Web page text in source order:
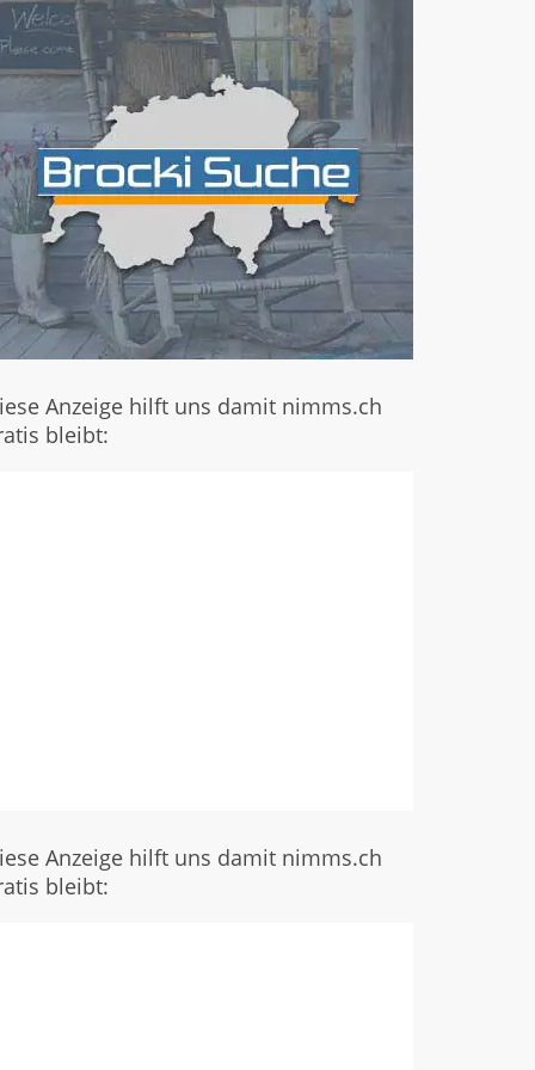
Anzeige hilft uns damit nimms.ch
bleibt:
Anzeige hilft uns damit nimms.ch
bleibt: